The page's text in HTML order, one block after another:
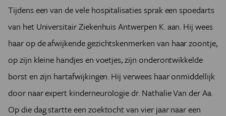
Tijdens een van de vele hospitalisaties sprak een spoedarts
van het Universitair Ziekenhuis Antwerpen K. aan. Hij wees
haar op de afwijkende gezichtskenmerken van haar zoontje,
op zijn kleine handjes en voetjes, zijn onderontwikkelde
borst en zijn hartafwijkingen. Hij verwees haar onmiddellijk
door naar expert kinderneurologie dr. Nathalie Van der Aa.
Op die dag startte een zoektocht van vier jaar naar een